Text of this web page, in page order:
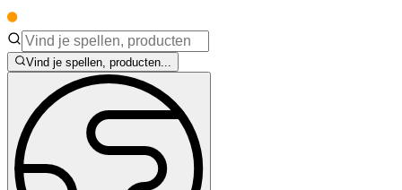
Vind je spellen, producten...